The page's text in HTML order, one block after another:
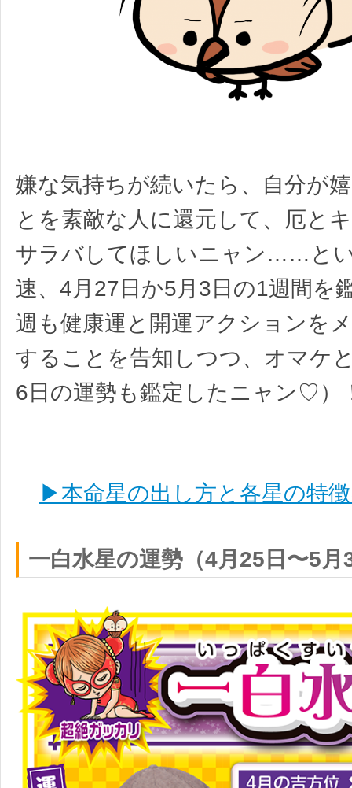
嫌な気持ちが続いたら、自分が
とを素敵な人に還元して、厄と
サラバしてほしいニャン……と
速、4月27日か5月3日の1週間を
週も健康運と開運アクションを
することを告知しつつ、オマケ
6日の運勢も鑑定したニャン♡）
▶本命星の出し方と各星の特
一白水星の運勢（4月25日〜5月